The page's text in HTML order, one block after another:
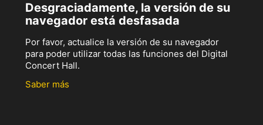
Desgraciadamente, la versión de su
navegador está desfasada
Por favor, actualice la versión de su navegador
para poder utilizar todas las funciones del Digital
Concert Hall.
Saber más